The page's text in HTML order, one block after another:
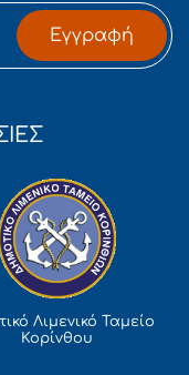
Εγγραφή
Λιμενικό Ταμείο
Κορίνθου